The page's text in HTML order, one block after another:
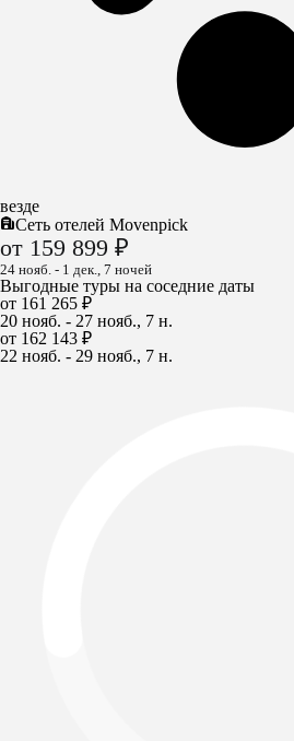
везде
Сеть отелей Movenpick
от 159 899 ₽
24 нояб. - 1 дек., 7 ночей
Выгодные туры на соседние даты
от 161 265 ₽
20 нояб. - 27 нояб., 7 н.
от 162 143 ₽
22 нояб. - 29 нояб., 7 н.